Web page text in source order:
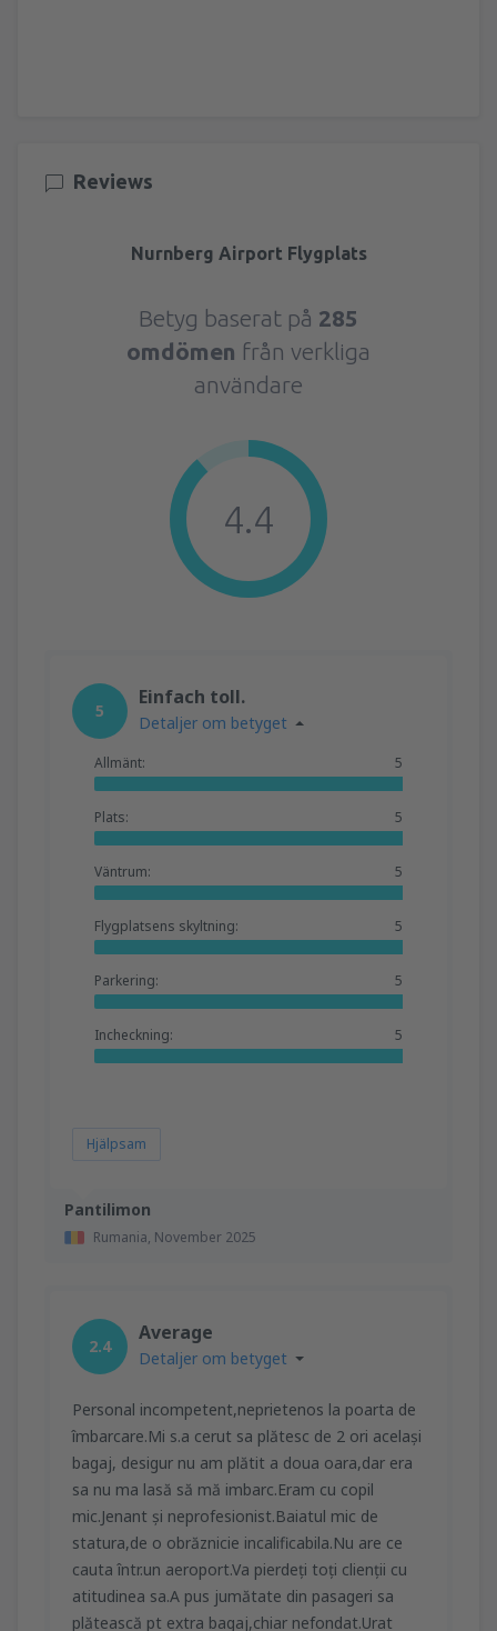
Reviews
Nurnberg Airport Flygplats
Betyg baserat på 285
omdömen från verkliga
användare
4.4
Pantilimon
Rumania, November 2025
5
Einfach toll.
Detaljer om betyget
Allmänt: 5
Plats: 5
Väntrum: 5
Flygplatsens skyltning: 5
Parkering: 5
Incheckning: 5
Hjälpsam
2.4
Average
Detaljer om betyget
Personal incompetent,neprietenos la poarta de
îmbarcare.Mi s.a cerut sa plătesc de 2 ori același
bagaj, desigur nu am plătit a doua oara,dar era
sa nu ma lasă să mă imbarc.Eram cu copil
mic.Jenant și neprofesionist.Baiatul mic de
statura,de o obrăznicie incalificabila.Nu are ce
cauta într.un aeroport.Va pierdeți toți clienții cu
atitudinea sa.A pus jumătate din pasageri sa
plătească pt extra bagaj,chiar nefondat.Urat